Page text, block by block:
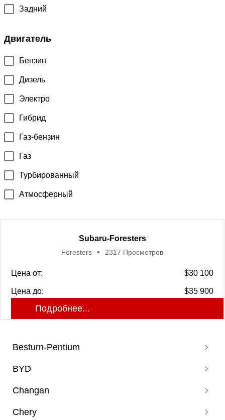
Besturn-Pentium
Pentium B70
Pentium T77
BYD
Corvette 07
Don DM
Changan
Auchan X5
Chery
Задний
Двигатель
Бензин
Дизель
Электро
Гибрид
Газ-бензин
Газ
Турбированный
Атмосферный
Subaru-Foresters
Foresters 2317 Просмотров
Цена от: $30 100
Цена до: $35 900
Подробнее...